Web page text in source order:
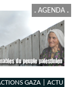
. AGENDA .
GAZA |
ACTU